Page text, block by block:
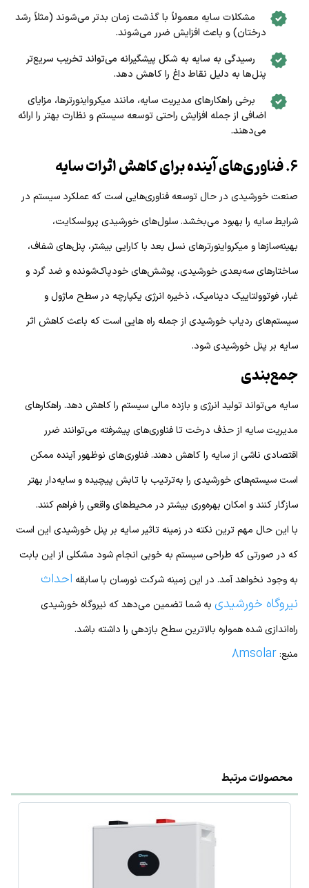
مشکلات سایه معمولاً با گذشت زمان بدتر می‌شوند (مثلاً رشد
درختان) و باعث افزایش ضرر می‌شوند.
رسیدگی به سایه به شکل پیشگیرانه می‌تواند تخریب سریع‌تر
پنل‌ها به دلیل نقاط داغ را کاهش دهد.
برخی راهکارهای مدیریت سایه، مانند میکرواینورترها، مزایای
اضافی از جمله افزایش راحتی توسعه سیستم و نظارت بهتر را ارائه
می‌دهند.
۶. فناوری‌های آینده برای کاهش اثرات سایه
صنعت خورشیدی در حال توسعه فناوری‌هایی است که عملکرد سیستم در
شرایط سایه را بهبود می‌بخشد. سلول‌های خورشیدی پرولسکایت،
بهینه‌سازها و میکرواینورترهای نسل بعد با کارایی بیشتر، پنل‌های شفاف،
ساختارهای سه‌بعدی خورشیدی، پوشش‌های خودپاک‌شونده و ضد گرد و
غبار، فوتوولتاییک دینامیک، ذخیره انرژی یکپارچه در سطح ماژول و
سیستم‌های ردیاب خورشیدی از جمله راه هایی است که باعث کاهش اثر
سایه بر پنل خورشیدی شود.
جمع‌بندی
سایه می‌تواند تولید انرژی و بازده مالی سیستم را کاهش دهد. راهکارهای
مدیریت سایه از حذف درخت تا فناوری‌های پیشرفته می‌توانند ضرر
اقتصادی ناشی از سایه را کاهش دهند. فناوری‌های نوظهور آینده ممکن
است سیستم‌های خورشیدی را به‌ترتیب با تابش پیچیده و سایه‌دار بهتر
سازگار کنند و امکان بهره‌وری بیشتر در محیط‌های واقعی را فراهم کنند.
با این حال مهم ترین نکته در زمینه تاثیر سایه بر پنل خورشیدی این است
که در صورتی که طراحی سیستم به خوبی انجام شود مشکلی از این بابت
به وجود نخواهد آمد. در این زمینه شرکت نورسان با سابقه احداث
نیروگاه خورشیدی به شما تضمین می‌دهد که نیروگاه خورشیدی
راه‌اندازی شده همواره بالاترین سطح بازدهی را داشته باشد.
منبع:8msolar
محصولات مرتبط